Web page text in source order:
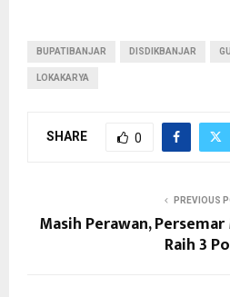
BUPATIBANJAR DISDIKBANJAR
LOKAKARYA
SHARE 0
PREVIOUS
Masih Perawan,
Raih 3